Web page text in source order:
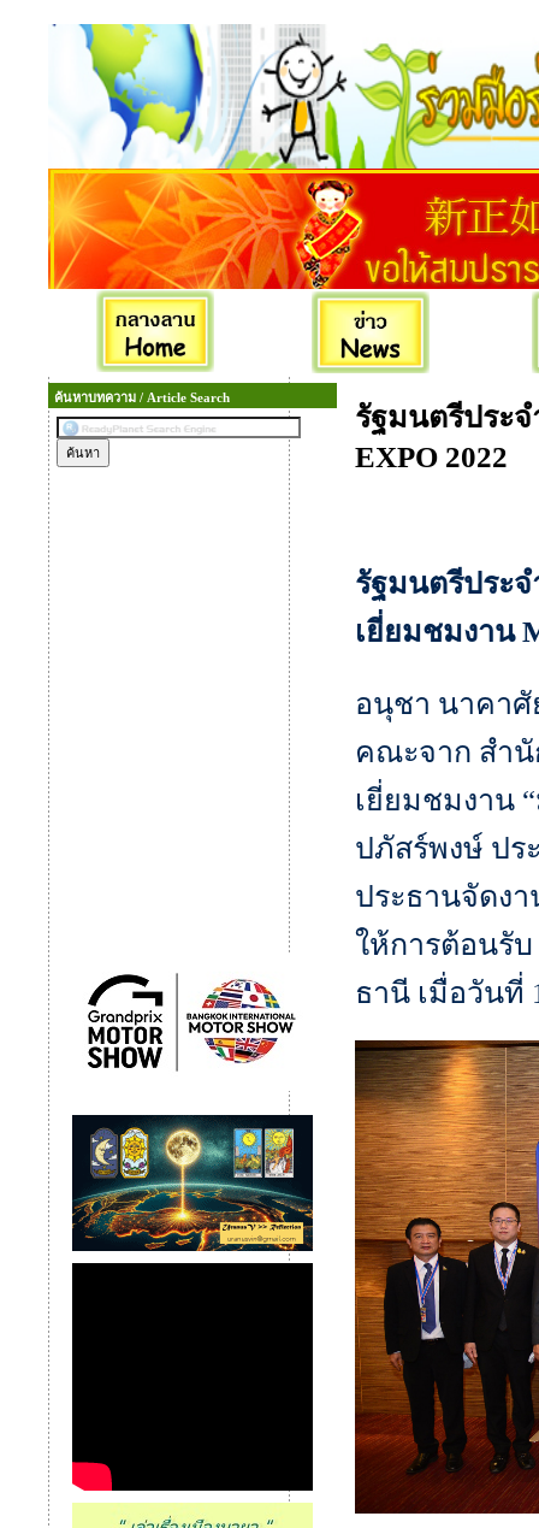
ค้นหาบทความ / Article Search
รัฐมนตรีประ
EXPO 2022
รัฐมนตรีประ
เยี่ยมชมงาน
อนุชา นาคาศั
คณะจาก สำ
เยี่ยมชมงาน
ปภัสร์พงษ์ ปร
ประธานจัดง
ให้การต้อนรับ
ธานี เมื่อวันที่